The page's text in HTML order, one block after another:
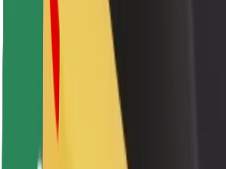
Təhlükəsizlik Laboratoriyası
Şəhərlər
Məkanlar
Şəhər mühiti üçün həllər
Hava limanları
Bolt enerji doldurma stansiyaları